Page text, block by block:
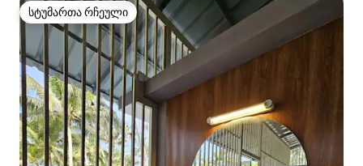
სტუმართა რჩეული
სტუმართა რჩეული